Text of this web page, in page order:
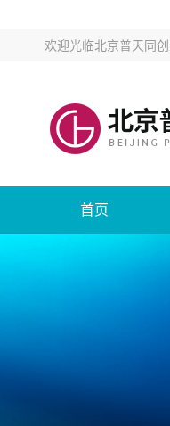
欢迎光临北京普天同
首页